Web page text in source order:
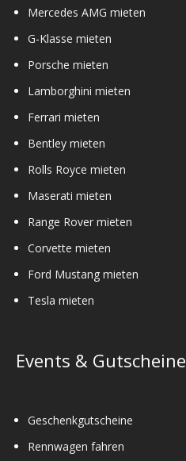
Mercedes AMG mieten
G-Klasse mieten
Porsche mieten
Lamborghini mieten
Ferrari mieten
Bentley mieten
Rolls Royce mieten
Maserati mieten
Range Rover mieten
Corvette mieten
Ford Mustang mieten
Tesla mieten
Events & Gutscheine
Geschenkgutscheine
Rennwagen fahren